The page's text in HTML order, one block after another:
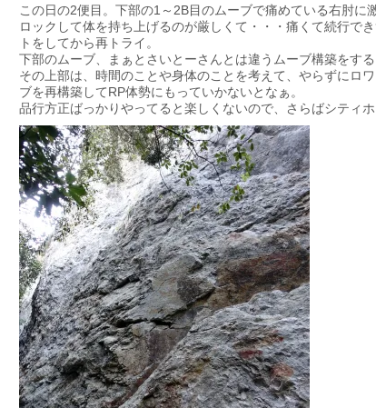
この日の2便目。下部の1～2B目のムーブで痛めている右肘に
ロックして体を持ち上げるのが厳しくて・・・痛くて続行で
トをしてから再トライ。
下部のムーブ、まぁとさいとーさんとは違うムーブ構築をする
その上部は、時間のことや身体のことを考えて、やらずにロ
ブを再構築してRP体勢にもっていかないとなぁ。
品行方正ばっかりやってると楽しくないので、さらばシティ